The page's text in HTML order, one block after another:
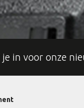
in voor onze